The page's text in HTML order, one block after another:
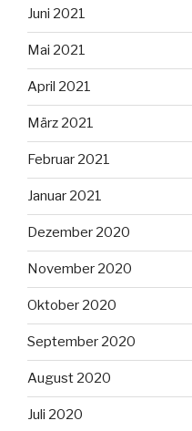
Juni 2021
Mai 2021
April 2021
März 2021
Februar 2021
Januar 2021
Dezember 2020
November 2020
Oktober 2020
September 2020
August 2020
Juli 2020